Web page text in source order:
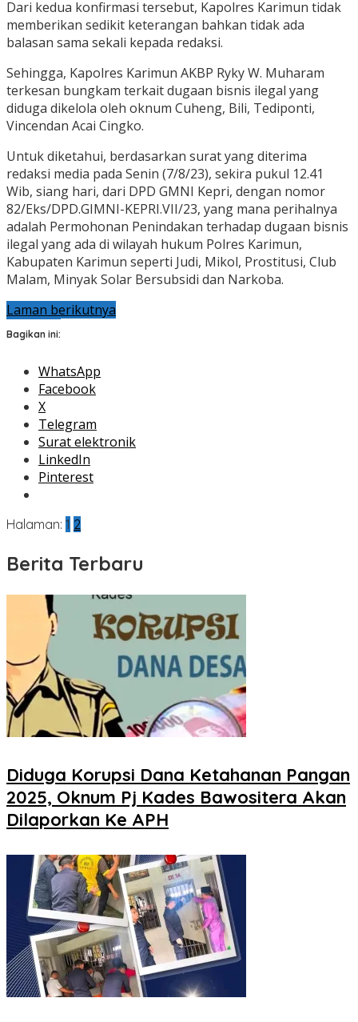
Dari kedua konfirmasi tersebut, Kapolres Karimun tidak
memberikan sedikit keterangan bahkan tidak ada
balasan sama sekali kepada redaksi.
Sehingga, Kapolres Karimun AKBP Ryky W. Muharam
terkesan bungkam terkait dugaan bisnis ilegal yang
diduga dikelola oleh oknum Cuheng, Bili, Tediponti,
Vincendan Acai Cingko.
Untuk diketahui, berdasarkan surat yang diterima
redaksi media pada Senin (7/8/23), sekira pukul 12.41
Wib, siang hari, dari DPD GMNI Kepri, dengan nomor
82/Eks/DPD.GIMNI-KEPRI.VII/23, yang mana perihalnya
adalah Permohonan Penindakan terhadap dugaan bisnis
ilegal yang ada di wilayah hukum Polres Karimun,
Kabupaten Karimun seperti Judi, Mikol, Prostitusi, Club
Malam, Minyak Solar Bersubsidi dan Narkoba.
Laman berikutnya
Bagikan ini:
WhatsApp
Facebook
X
Telegram
Surat elektronik
LinkedIn
Pinterest
Halaman: 1 2
Berita Terbaru
Diduga Korupsi Dana Ketahanan Pangan
2025, Oknum Pj Kades Bawositera Akan
Dilaporkan Ke APH